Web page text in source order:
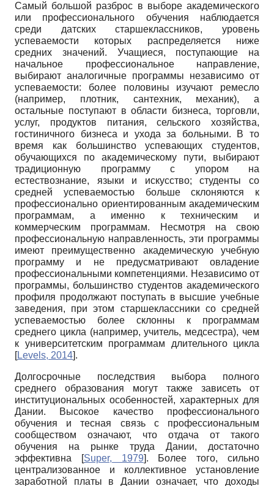
Самый большой разброс в выборе академического
или профессионального обучения наблюдается
среди датских старшеклассников, уровень
успеваемости которых распределяется ниже
средних значений. Учащиеся, поступающие на
начальное профессиональное направление,
выбирают аналогичные программы независимо от
успеваемости: более половины изучают ремесло
(например, плотник, сантехник, механик), а
остальные поступают в области бизнеса, торговли,
услуг, продуктов питания, сельского хозяйства,
гостиничного бизнеса и ухода за больными. В то
время как большинство успевающих студентов,
обучающихся по академическому пути, выбирают
традиционную программу с упором на
естествознание, языки и искусство; студенты со
средней успеваемостью больше склоняются к
профессионально ориентированным академическим
программам, а именно к техническим и
коммерческим программам. Несмотря на свою
профессиональную направленность, эти программы
имеют преимущественно академическую учебную
программу и не предусматривают овладение
профессиональными компетенциями. Независимо от
программы, большинство студентов академического
профиля продолжают поступать в высшие учебные
заведения, при этом старшеклассники со средней
успеваемостью более склонны к программам
среднего цикла (например, учитель, медсестра), чем
к университетским программам длительного цикла
[Levels, 2014].
Долгосрочные последствия выбора полного
среднего образования могут также зависеть от
институциональных особенностей, характерных для
Дании. Высокое качество профессионального
обучения и тесная связь с профессиональным
сообществом означают, что отдача от такого
обучения на рынке труда Дании, достаточно
эффективна
[Super, 1979]. Более того, сильно
централизованное и коллективное установление
заработной платы в Дании означает, что доходы